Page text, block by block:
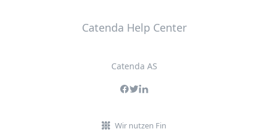
Catenda Help Center
Catenda AS
Wir nutzen Fin